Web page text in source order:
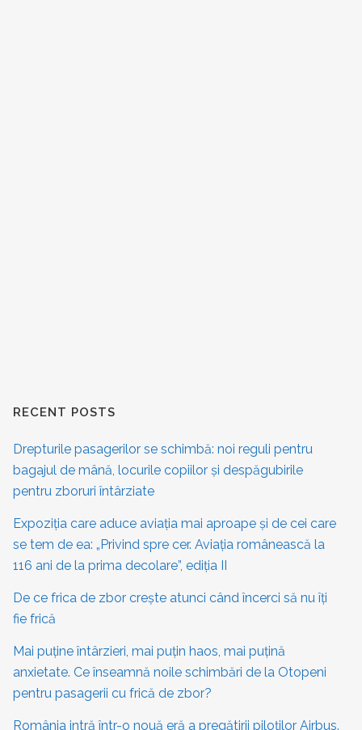
RECENT POSTS
Drepturile pasagerilor se schimbă: noi reguli pentru
bagajul de mână, locurile copiilor și despăgubirile
pentru zboruri întârziate
Expoziția care aduce aviația mai aproape și de cei care
se tem de ea: „Privind spre cer. Aviația românească la
116 ani de la prima decolare”, ediția II
De ce frica de zbor crește atunci când încerci să nu îți
fie frică
Mai puține întârzieri, mai puțin haos, mai puțină
anxietate. Ce înseamnă noile schimbări de la Otopeni
pentru pasagerii cu frică de zbor?
România intră într-o nouă eră a pregătirii piloților Airbus.